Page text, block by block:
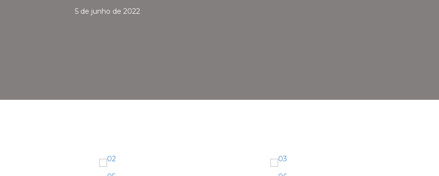
5 de junho de 2022